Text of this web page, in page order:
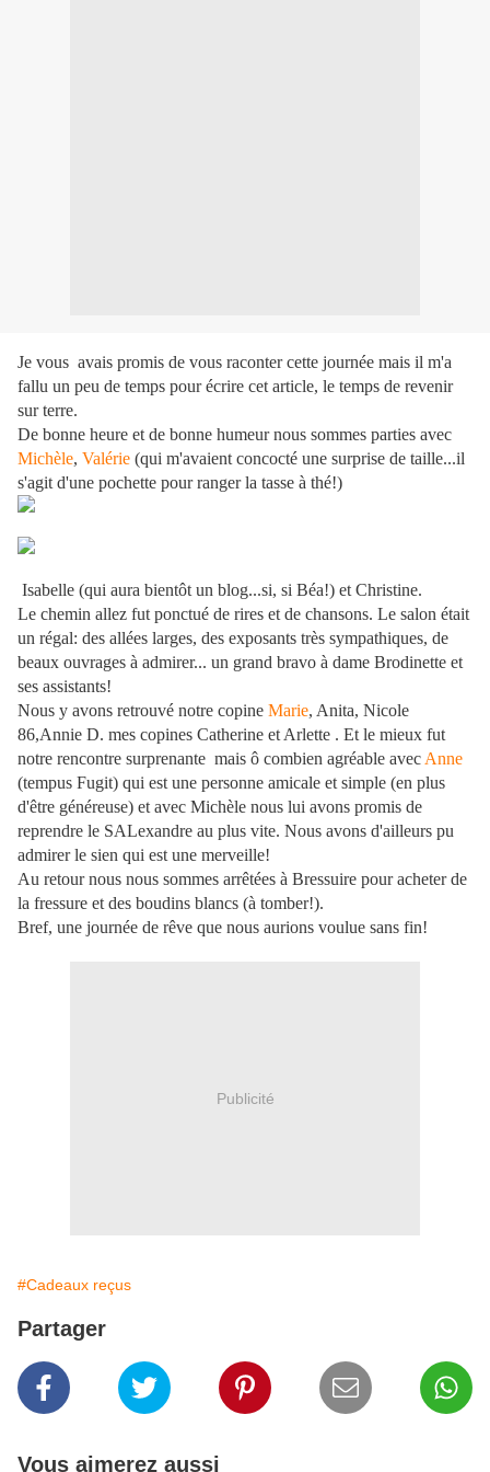
Je vous avais promis de vous raconter cette journée mais il m'a
fallu un peu de temps pour écrire cet article, le temps de revenir
sur terre.
De bonne heure et de bonne humeur nous sommes parties avec
Michèle, Valérie (qui m'avaient concocté une surprise de taille...il
s'agit d'une pochette pour ranger la tasse à thé!)
Isabelle (qui aura bientôt un blog...si, si Béa!) et Christine.
Le chemin allez fut ponctué de rires et de chansons. Le salon était
un régal: des allées larges, des exposants très sympathiques, de
beaux ouvrages à admirer... un grand bravo à dame Brodinette et
ses assistants!
Nous y avons retrouvé notre copine Marie, Anita, Nicole
86,Annie D. mes copines Catherine et Arlette . Et le mieux fut
notre rencontre surprenante mais ô combien agréable avec Anne
(tempus Fugit) qui est une personne amicale et simple (en plus
d'être généreuse) et avec Michèle nous lui avons promis de
reprendre le SALexandre au plus vite. Nous avons d'ailleurs pu
admirer le sien qui est une merveille!
Au retour nous nous sommes arrêtées à Bressuire pour acheter de
la fressure et des boudins blancs (à tomber!).
Bref, une journée de rêve que nous aurions voulue sans fin!
Publicité
#Cadeaux reçus
Partager
Vous aimerez aussi